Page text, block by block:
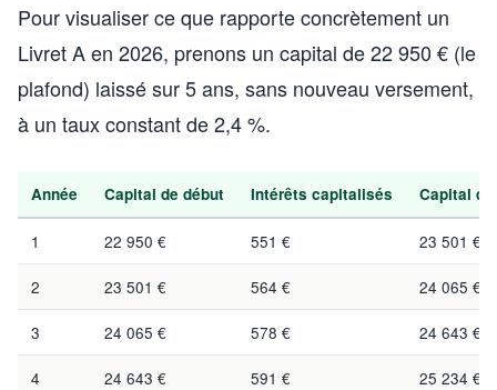
Pour visualiser ce que rapporte concrètement un
Livret A en 2026, prenons un capital de 22 950 € (le
plafond) laissé sur 5 ans, sans nouveau versement,
à un taux constant de 2,4 %.
Année Capital de début Intérêts capitalisés Capital
1 22 950 € 551 € 23 501 €
2 23 501 € 564 € 24 065 €
3 24 065 € 578 € 24 643 €
4 24 643 € 591 € 25 234 €